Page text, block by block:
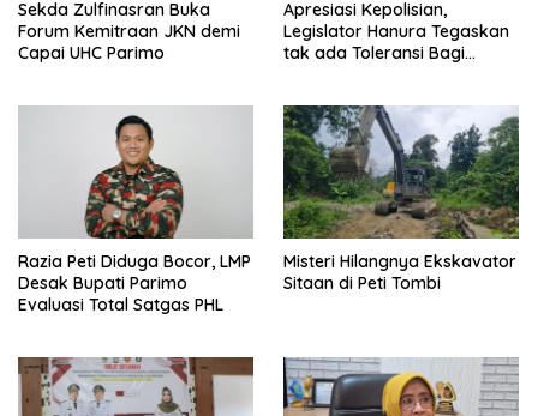
Sekda Zulfinasran Buka
Forum Kemitraan JKN demi
Capai UHC Parimo
Apresiasi Kepolisian,
Legislator Hanura Tegaskan
tak ada Toleransi Bagi
Razia Peti Diduga Bocor, LMP
Desak Bupati Parimo
Evaluasi Total Satgas PHL
Misteri Hilangnya Ekskavator
Sitaan di Peti Tombi